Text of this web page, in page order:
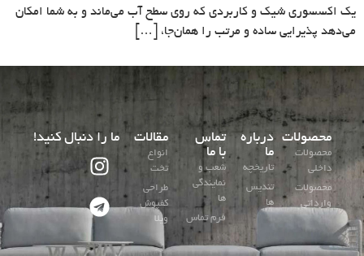
یک اکسسوری شیک و کاربردی که روی سطح آب می‌ماند و به شما امکان
می‌دهد پذیرایی ساده و مرتب را همان‌جا، […]
محصولات
محصولات
داخلی
محصولات
وارداتی
درباره
ما
تاریخچه
تندیس
ها
تماس
با ما
شعب و
نمایندگی
ها
فرم تماس
مقالات
انواع
تخت
طراحی
کفپوش
ویلا
ما را دنبال کنید!